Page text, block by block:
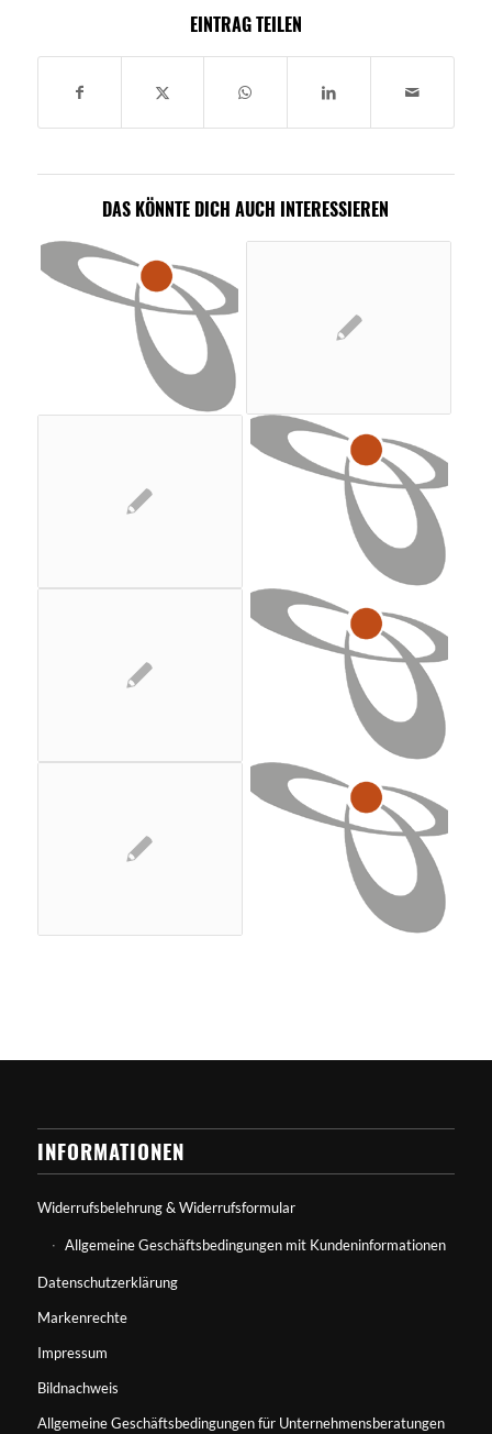
EINTRAG TEILEN
DAS KÖNNTE DICH AUCH INTERESSIEREN
INFORMATIONEN
Widerrufsbelehrung & Widerrufsformular
Allgemeine Geschäftsbedingungen mit Kundeninformationen
Datenschutzerklärung
Markenrechte
Impressum
Bildnachweis
Allgemeine Geschäftsbedingungen für Unternehmensberatungen